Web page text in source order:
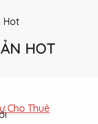
Cho Thuê
Hot
HOT